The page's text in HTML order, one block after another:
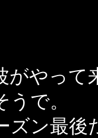
がやって
で。
ズン最後